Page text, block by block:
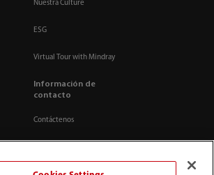
Nuestra Culture
ESG
Virtual Tour with Mindray
Información de
contacto
Contáctenos